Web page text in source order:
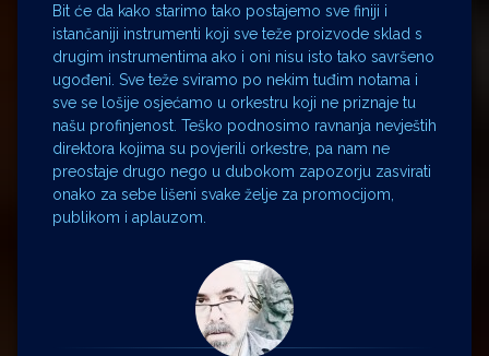
Bit će da kako starimo tako postajemo sve finiji i
istančaniji instrumenti koji sve teže proizvode sklad s
drugim instrumentima ako i oni nisu isto tako savršeno
ugođeni. Sve teže sviramo po nekim tuđim notama i
sve se lošije osjećamo u orkestru koji ne priznaje tu
našu profinjenost. Teško podnosimo ravnanja nevještih
direktora kojima su povjerili orkestre, pa nam ne
preostaje drugo nego u dubokom zapozorju zasvirati
onako za sebe lišeni svake želje za promocijom,
publikom i aplauzom.